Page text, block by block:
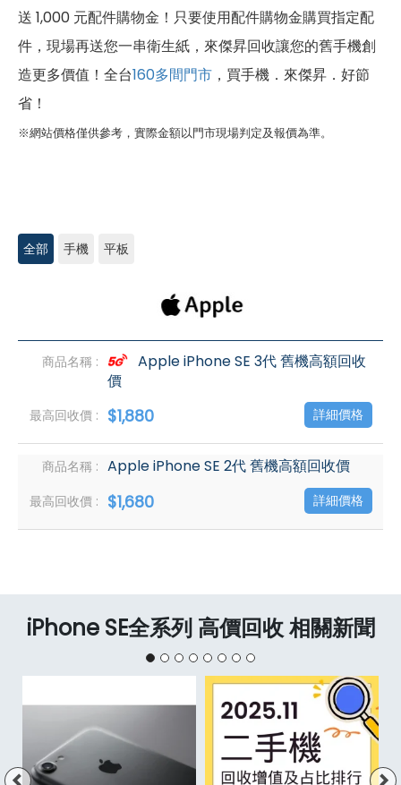
送 1,000 元配件購物金！只要使用配件購物金購買指定配
件，現場再送您一串衛生紙，來傑昇回收讓您的舊手機創
造更多價值！全台160多間門市 ，買手機．來傑昇．好節
省！
※網站價格僅供參考，實際金額以門市現場判定及報價為準。
全部 手機 平板
Apple iPhone SE 3代 舊機高額回收
價
$1,880 詳細價格
Apple iPhone SE 2代 舊機高額回收價
$1,680 詳細價格
iPhone SE全系列 高價回收 相關新聞